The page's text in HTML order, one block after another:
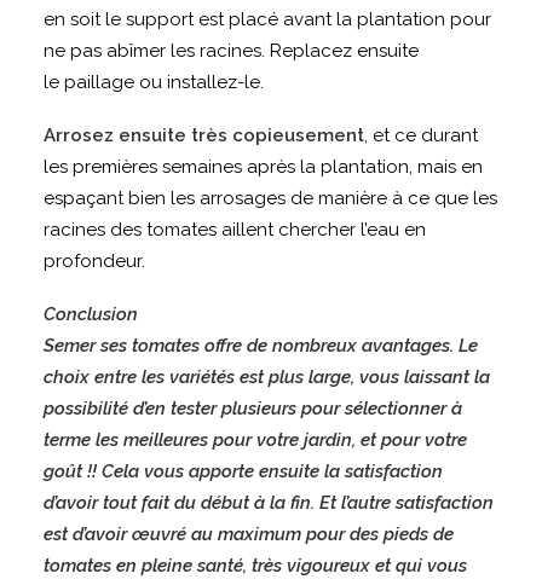
en soit le support est placé avant la plantation pour
ne pas abîmer les racines. Replacez ensuite
le paillage ou installez-le.
Arrosez ensuite très copieusement, et ce durant
les premières semaines après la plantation, mais en
espaçant bien les arrosages de manière à ce que les
racines des tomates aillent chercher l’eau en
profondeur.
Conclusion
Semer ses tomates offre de nombreux avantages. Le
choix entre les variétés est plus large, vous laissant la
possibilité d’en tester plusieurs pour sélectionner à
terme les meilleures pour votre jardin, et pour votre
goût !! Cela vous apporte ensuite la satisfaction
d’avoir tout fait du début à la fin. Et l’autre satisfaction
est d’avoir œuvré au maximum pour des pieds de
tomates en pleine santé, très vigoureux et qui vous